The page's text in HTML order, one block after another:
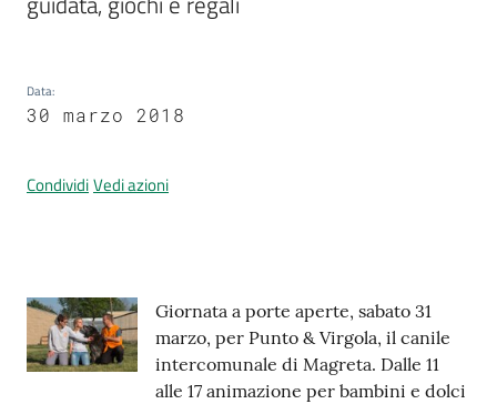
Formigine
appuntamenti
l
e
r
t
Data:
30 marzo 2018
CondividiVedi azioni
Contenuto
Giornata a porte aperte, sabato 31
marzo, per Punto & Virgola, il canile
intercomunale di Magreta. Dalle 11
alle 17 animazione per bambini e dolci